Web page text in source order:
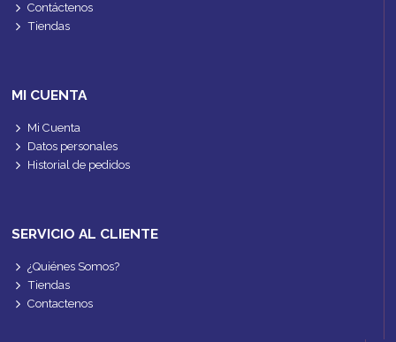
Contáctenos
Tiendas
MI CUENTA
Mi Cuenta
Datos personales
Historial de pedidos
SERVICIO AL CLIENTE
¿Quiénes Somos?
Tiendas
Contactenos